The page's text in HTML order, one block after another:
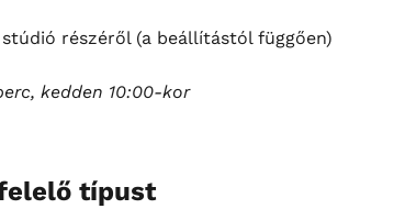
részéről (a beállítástól függően)
kedden 10:00-kor
típust